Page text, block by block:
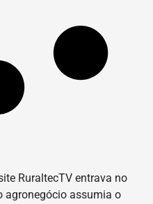
RuraltecTV entrava no
agronegócio assumia o